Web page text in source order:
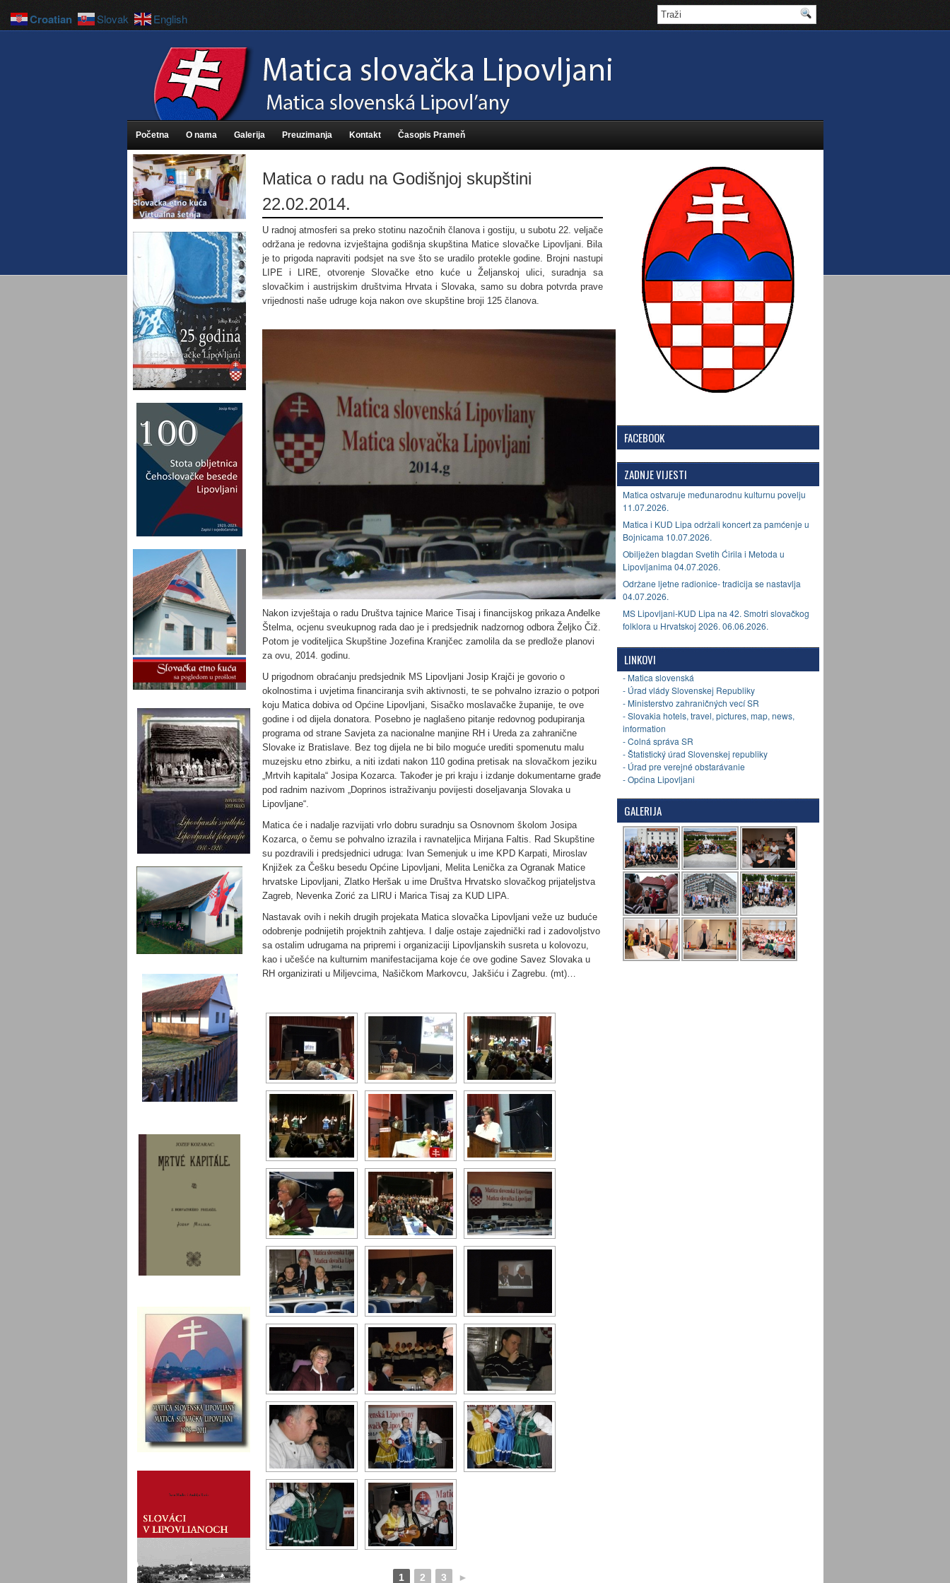
Početna O nama Galerija Preuzimanja Kontakt Časopis Prameň
Matica o radu na Godišnjoj skupštini
22.02.2014.
U radnoj atmosferi sa preko stotinu nazočnih članova i gostiju, u subotu 22. veljače
održana je redovna izvještajna godišnja skupština Matice slovačke Lipovljani. Bila
je to prigoda napraviti podsjet na sve što se uradilo protekle godine. Brojni nastupi
LIPE i LIRE, otvorenje Slovačke etno kuće u Željanskoj ulici, suradnja sa
slovačkim i austrijskim društvima Hrvata i Slovaka, samo su dobra potvrda prave
vrijednosti naše udruge koja nakon ove skupštine broji 125 članova.
Nakon izvještaja o radu Društva tajnice Marice Tisaj i financijskog prikaza Anđelke
Štelma, ocjenu sveukupnog rada dao je i predsjednik nadzornog odbora Željko Čiž.
Potom je voditeljica Skupštine Jozefina Kranjčec zamolila da se predlože planovi
za ovu, 2014. godinu.
U prigodnom obraćanju predsjednik MS Lipovljani Josip Krajči je govorio o
okolnostima i uvjetima financiranja svih aktivnosti, te se pohvalno izrazio o potpori
koju Matica dobiva od Općine Lipovljani, Sisačko moslavačke županije, te ove
godine i od dijela donatora. Posebno je naglašeno pitanje redovnog podupiranja
programa od strane Savjeta za nacionalne manjine RH i Ureda za zahranične
Slovake iz Bratislave. Bez tog dijela ne bi bilo moguće urediti spomenutu malu
muzejsku etno zbirku, a niti izdati nakon 110 godina pretisak na slovačkom jeziku
„Mrtvih kapitala“ Josipa Kozarca. Također je pri kraju i izdanje dokumentarne građe
pod radnim nazivom „Doprinos istraživanju povijesti doseljavanja Slovaka u
Lipovljane“.
Matica će i nadalje razvijati vrlo dobru suradnju sa Osnovnom školom Josipa
Kozarca, o čemu se pohvalno izrazila i ravnateljica Mirjana Faltis. Rad Skupštine
su pozdravili i predsjednici udruga: Ivan Semenjuk u ime KPD Karpati, Miroslav
Knjižek za Češku besedu Općine Lipovljani, Melita Lenička za Ogranak Matice
hrvatske Lipovljani, Zlatko Heršak u ime Društva Hrvatsko slovačkog prijateljstva
Zagreb, Nevenka Zorić za LIRU i Marica Tisaj za KUD LIPA.
Nastavak ovih i nekih drugih projekata Matica slovačka Lipovljani veže uz buduće
odobrenje podnijetih projektnih zahtjeva. I dalje ostaje zajednički rad i zadovoljstvo
sa ostalim udrugama na pripremi i organizaciji Lipovljanskih susreta u kolovozu,
kao i učešće na kulturnim manifestacijama koje će ove godine Savez Slovaka u
RH organizirati u Miljevcima, Našičkom Markovcu, Jakšiću i Zagrebu. (mt)…
1 2 3 ►
FACEBOOK
ZADNJE VIJESTI
Matica ostvaruje međunarodnu kulturnu povelju
11.07.2026.
Matica i KUD Lipa održali koncert za pamćenje u
Bojnicama 10.07.2026.
Obilježen blagdan Svetih Ćirila i Metoda u
Lipovljanima 04.07.2026.
Održane ljetne radionice- tradicija se nastavlja
04.07.2026.
MS Lipovljani-KUD Lipa na 42. Smotri slovačkog
folklora u Hrvatskoj 2026. 06.06.2026.
LINKOVI
- Matica slovenská
- Úrad vlády Slovenskej Republiky
- Ministerstvo zahraničných vecí SR
- Slovakia hotels, travel, pictures, map, news,
information
- Colná správa SR
- Štatistický úrad Slovenskej republiky
- Úrad pre verejné obstarávanie
- Općina Lipovljani
GALERIJA
Croatian Slovak English